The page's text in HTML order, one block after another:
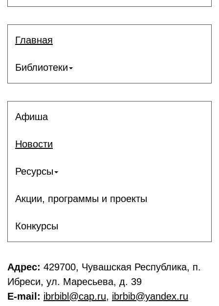
Главная
Библиотеки
Афиша
Новости
Ресурсы
Акции, программы и проекты
Конкурсы
Адрес: 429700, Чувашская Республика, п.
Ибреси, ул. Маресьева, д. 39
E-mail: ibrbibl@cap.ru, ibrbib@yandex.ru